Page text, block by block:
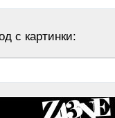
с картинки: